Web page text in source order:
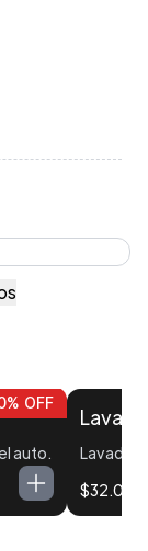
OFF
auto.
Lavado
$32.000